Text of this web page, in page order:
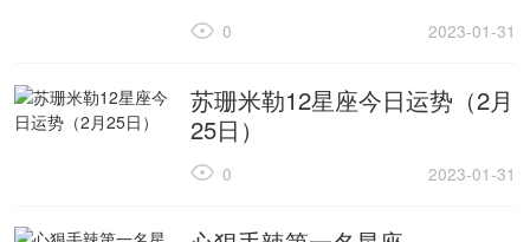
2023-01-31
0
苏珊米勒12星座今日运势（2月
25日）
2023-01-31
0